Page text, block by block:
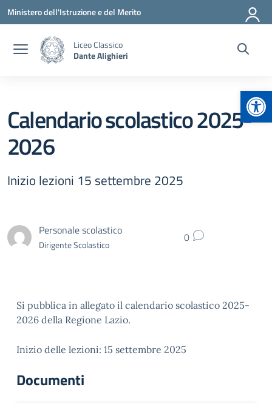
Vai ai contenuti
Vai al menu di navigazione
Vai al footer
Ministero dell'Istruzione e del Merito
Liceo Classico
Dante Alighieri
Calendario scolastico 2025-
2026
Inizio lezioni 15 settembre 2025
Personale scolastico
Dirigente Scolastico 0
Si pubblica in allegato il calendario scolastico 2025-
2026 della Regione Lazio.
Inizio delle lezioni: 15 settembre 2025
Documenti